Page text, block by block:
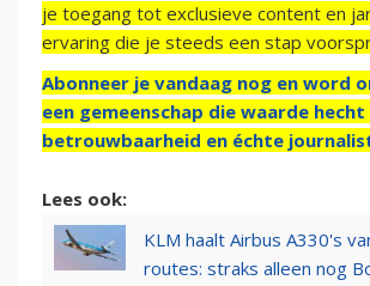
je toegang tot exclusieve content en
ervaring die je steeds een stap
Abonneer je vandaag nog en word
een gemeenschap die waarde
betrouwbaarheid en échte
Lees ook:
KLM haalt Airbus A330's
routes: straks alleen nog